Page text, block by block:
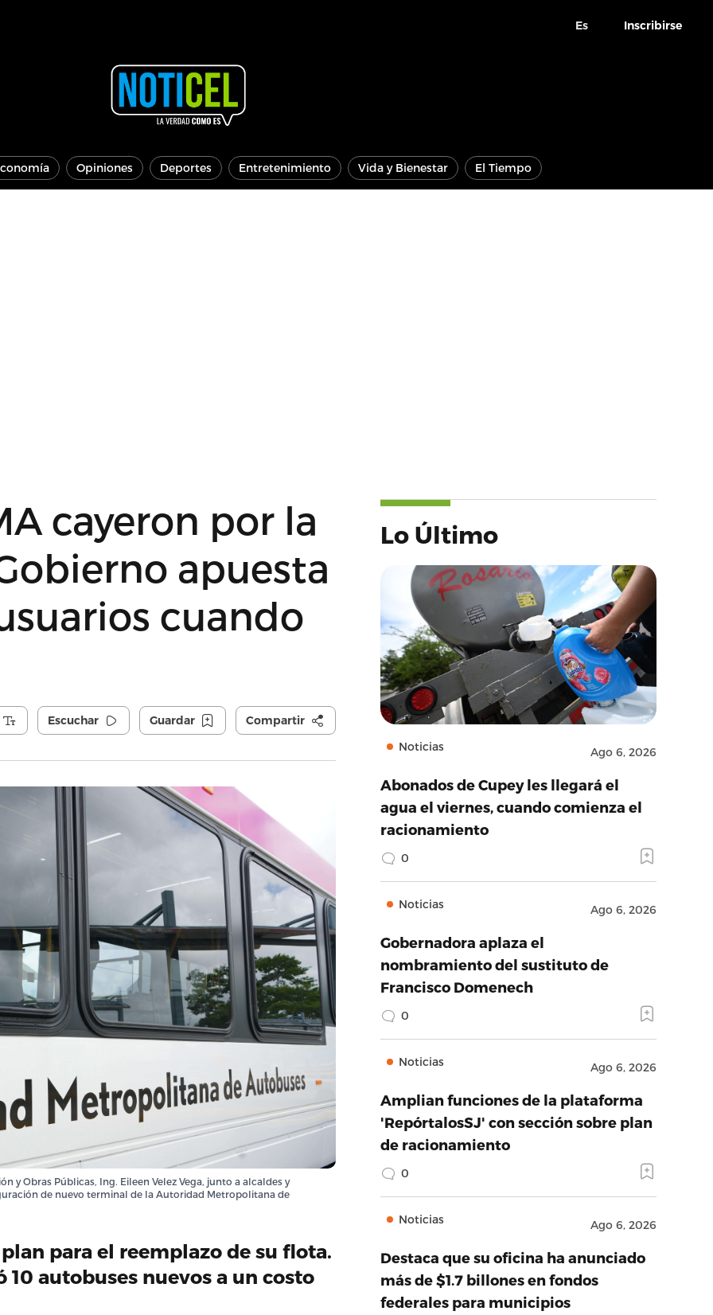
Es Inscribirse
Opiniones Deportes Entretenimiento Vida y Bienestar El Tiempo
cayeron por la
apuesta
cuando
Escuchar Guardar Compartir
y Obras Públicas, Ing. Eileen Velez Vega, junto a alcaldes y
de nuevo terminal de la Autoridad Metropolitana de
para el reemplazo de su flota.
autobuses nuevos a un costo
Lo Último
Noticias Ago 6, 2026
Abonados de Cupey les llegará el
agua el viernes, cuando comienza el
racionamiento
0
Noticias Ago 6, 2026
Gobernadora aplaza el
nombramiento del sustituto de
Francisco Domenech
0
Noticias Ago 6, 2026
Amplian funciones de la plataforma
'RepórtalosSJ' con sección sobre plan
de racionamiento
0
Noticias Ago 6, 2026
Destaca que su oficina ha anunciado
más de $1.7 billones en fondos
federales para municipios